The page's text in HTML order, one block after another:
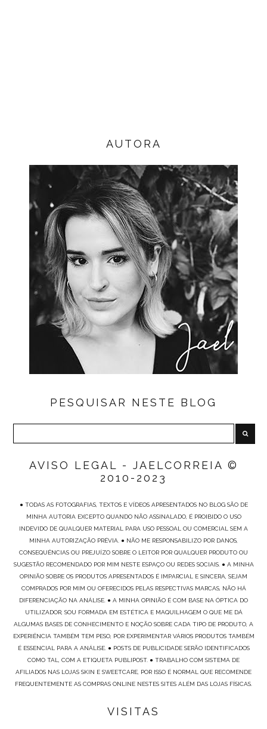
AUTORA
PESQUISAR NESTE BLOG
AVISO LEGAL - JAELCORREIA ©
2010-2023
● TODAS AS FOTOGRAFIAS, TEXTOS E VÍDEOS APRESENTADOS NO BLOG SÃO DE
MINHA AUTORIA EXCEPTO QUANDO NÃO ASSINALADO, É PROIBIDO O USO
INDEVIDO DE QUALQUER MATERIAL PARA USO PESSOAL OU COMERCIAL SEM A
MINHA AUTORIZAÇÃO PRÉVIA. ● NÃO ME RESPONSABILIZO POR DANOS,
CONSEQUÊNCIAS OU PREJUÍZO SOBRE O LEITOR POR QUALQUER PRODUTO OU
SUGESTÃO RECOMENDADO POR MIM NESTE ESPAÇO OU REDES SOCIAIS. ● A MINHA
OPINIÃO SOBRE OS PRODUTOS APRESENTADOS É IMPARCIAL E SINCERA, SEJAM
COMPRADOS POR MIM OU OFERECIDOS PELAS RESPECTIVAS MARCAS, NÃO HÁ
DIFERENCIAÇÃO NA ANÁLISE. ● A MINHA OPINIÃO É COM BASE NA ÓPTICA DO
UTILIZADOR, SOU FORMADA EM ESTÉTICA E MAQUILHAGEM O QUE ME DÁ
ALGUMAS BASES DE CONHECIMENTO E NOÇÃO SOBRE CADA TIPO DE PRODUTO, A
EXPERIÊNCIA TAMBÉM TEM PESO, POR EXPERIMENTAR VÁRIOS PRODUTOS TAMBÉM
É ESSENCIAL PARA A ANÁLISE. ● POSTS DE PUBLICIDADE SERÃO IDENTIFICADOS
COMO TAL, COM A ETIQUETA PUBLIPOST. ● TRABALHO COM SISTEMA DE
AFILIADOS NAS LOJAS SKIN E SWEETCARE, POR ISSO É NORMAL QUE RECOMENDE
FREQUENTEMENTE AS COMPRAS ONLINE NESTES SITES ALÉM DAS LOJAS FÍSICAS.
VISITAS